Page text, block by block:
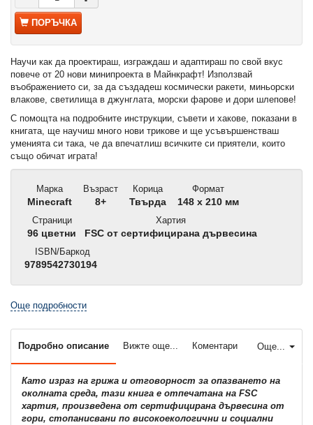
ПОРЪЧКА
Научи как да проектираш, изграждаш и адаптираш по свой вкус
повече от 20 нови минипроекта в Майнкрафт! Използвай
въображението си, за да създадеш космически ракети, миньорски
влакове, светилища в джунглата, морски фарове и дори шлепове!
С помощта на подробните инструкции, съвети и хакове, показани в
книгата, ще научиш много нови трикове и ще усъвършенстваш
уменията си така, че да впечатлиш всичките си приятели, които
също обичат играта!
Марка
Minecraft
Възраст
8+
Корица
Твърда
Формат
148 x 210 мм
Страници
96 цветни
Хартия
FSC от сертифицирана дървесина
ISBN/Баркод
9789542730194
Още подробности
Още...
Подробно описание Вижте още... Коментари
Като израз на грижа и отговорност за опазването на
околната среда, тази книга е отпечатана на FSC
хартия, произведена от сертифицирана дървесина от
гори, стопанисвани по високоекологични и социални